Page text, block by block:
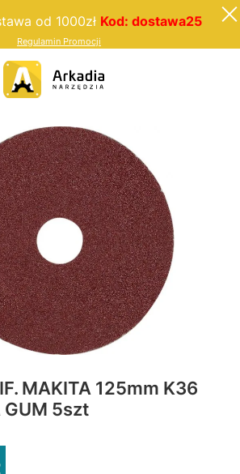
od 1000zł Kod: dostawa25
Regulamin Promocji
MAKITA 125mm K36
GUM 5szt